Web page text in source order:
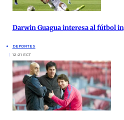
Darwin Guagua interesa al fútbol
DEPORTES
12:21 ECT